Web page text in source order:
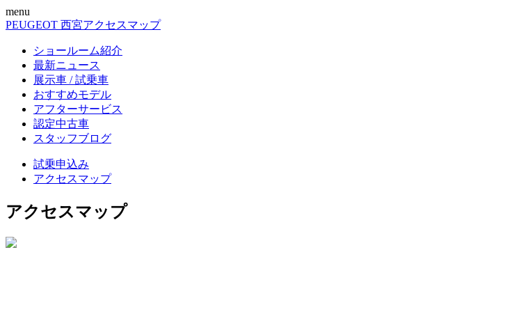
menu
PEUGEOT 西宮アクセスマップ
ショールーム紹介
最新ニュース
展示車 / 試乗車
おすすめモデル
アフターサービス
認定中古車
スタッフブログ
試乗申込み
アクセスマップ
アクセスマップ